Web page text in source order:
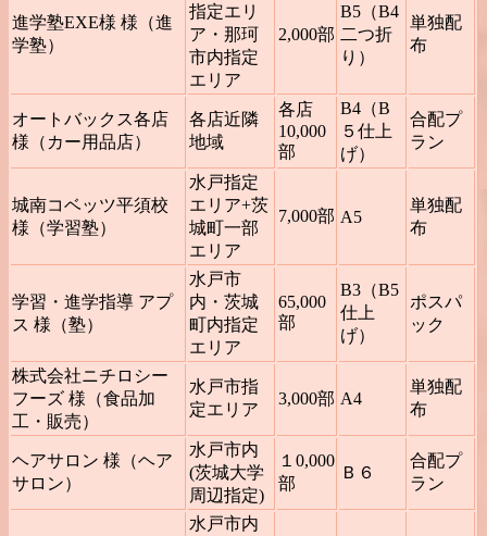
進学塾EXE様 様（進
学塾）
指定エリ
ア・那珂
市内指定
エリア
2,000部
B5（B4
二つ折
り）
単独配
布
オートバックス各店
様（カー用品店）
各店近隣
地域
各店
10,000
部
B4（B
５仕上
げ）
合配プ
ラン
城南コベッツ平須校
様（学習塾）
水戸指定
エリア+茨
城町一部
エリア
7,000部 A5
単独配
布
学習・進学指導 アプ
ス 様（塾）
水戸市
内・茨城
町内指定
エリア
65,000
部
B3（B5
仕上
げ）
ポスパ
ック
株式会社ニチロシー
フーズ 様（食品加
工・販売）
水戸市指
定エリア
3,000部 A4
単独配
布
ヘアサロン 様（ヘア
サロン）
水戸市内
(茨城大学
周辺指定)
１0,000
部
Ｂ６
合配プ
ラン
水戸市内